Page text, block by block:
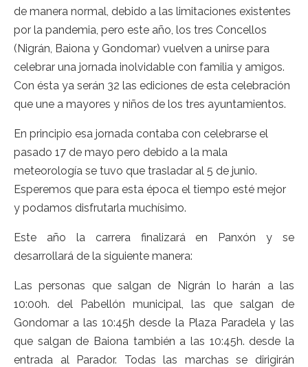
de manera normal, debido a las limitaciones existentes
por la pandemia, pero este año, los tres Concellos
(Nigrán, Baiona y Gondomar) vuelven a unirse para
celebrar una jornada inolvidable con familia y amigos.
Con ésta ya serán 32 las ediciones de esta celebración
que une a mayores y niños de los tres ayuntamientos.
En principio esa jornada contaba con celebrarse el
pasado 17 de mayo pero debido a la mala
meteorología se tuvo que trasladar al 5 de junio.
Esperemos que para esta época el tiempo esté mejor
y podamos disfrutarla muchísimo.
Este año la carrera finalizará en Panxón y se
desarrollará de la siguiente manera:
Las personas que salgan de Nigrán lo harán a las
10:00h. del Pabellón municipal, las que salgan de
Gondomar a las 10:45h desde la Plaza Paradela y las
que salgan de Baiona también a las 10:45h. desde la
entrada al Parador. Todas las marchas se dirigirán